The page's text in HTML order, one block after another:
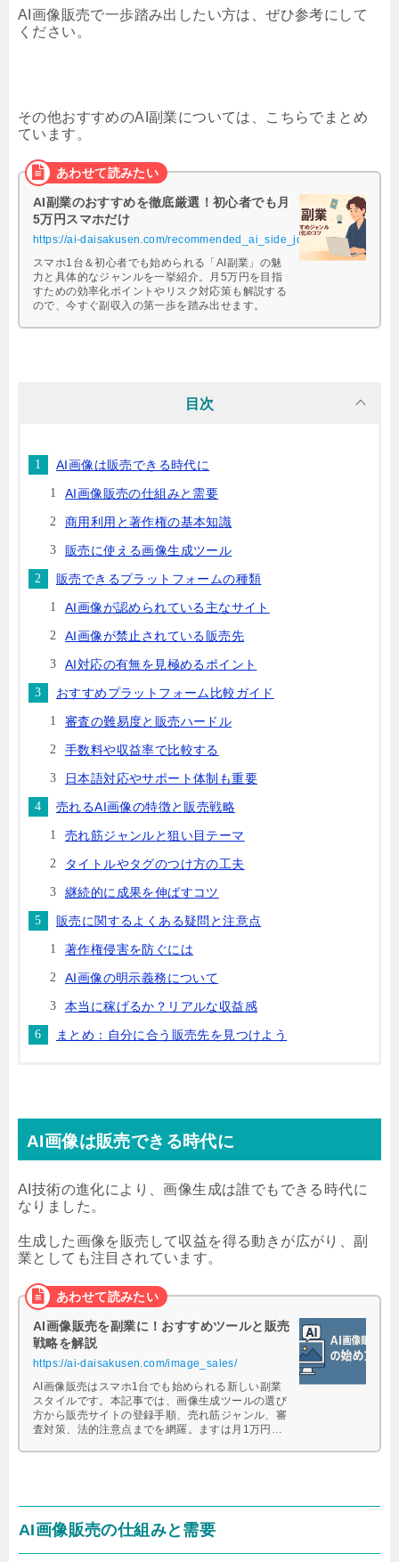
AI画像販売で一歩踏み出したい方は、ぜひ参考にして
ください。
その他おすすめのAI副業については、こちらでまとめ
ています。
AI副業のおすすめを徹底厳選！初心者でも月
5万円スマホだけ
https://ai-daisakusen.com/recommended_ai_side_jobs/
スマホ1台＆初心者でも始められる「AI副業」の魅
力と具体的なジャンルを一挙紹介。月5万円を目指
すための効率化ポイントやリスク対応策も解説する
ので、今すぐ副収入の第一歩を踏み出せます。
目次
AI画像は販売できる時代に
AI画像販売の仕組みと需要
商用利用と著作権の基本知識
販売に使える画像生成ツール
販売できるプラットフォームの種類
AI画像が認められている主なサイト
AI画像が禁止されている販売先
AI対応の有無を見極めるポイント
おすすめプラットフォーム比較ガイド
審査の難易度と販売ハードル
手数料や収益率で比較する
日本語対応やサポート体制も重要
売れるAI画像の特徴と販売戦略
売れ筋ジャンルと狙い目テーマ
タイトルやタグのつけ方の工夫
継続的に成果を伸ばすコツ
販売に関するよくある疑問と注意点
著作権侵害を防ぐには
AI画像の明示義務について
本当に稼げるか？リアルな収益感
まとめ：自分に合う販売先を見つけよう
AI画像は販売できる時代に
AI技術の進化により、画像生成は誰でもできる時代に
なりました。
生成した画像を販売して収益を得る動きが広がり、副
業としても注目されています。
AI画像販売を副業に！おすすめツールと販売
戦略を解説
https://ai-daisakusen.com/image_sales/
AI画像販売はスマホ1台でも始められる新しい副業
スタイルです。本記事では、画像生成ツールの選び
方から販売サイトの登録手順、売れ筋ジャンル、審
査対策、法的注意点までを網羅。ますは月1万円を
AI画像販売の仕組みと需要